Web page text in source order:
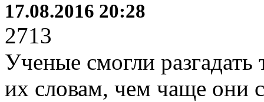
17.08.2016 20:28
2713
Ученые смогли
их словам, чем чаще они